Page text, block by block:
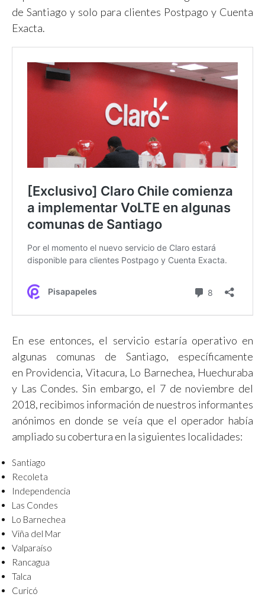
de Santiago y solo para clientes Postpago y Cuenta
Exacta.
En ese entonces, el servicio estaría operativo en
algunas comunas de Santiago, específicamente
en Providencia, Vitacura, Lo Barnechea, Huechuraba
y Las Condes. Sin embargo, el 7 de noviembre del
2018, recibimos información de nuestros informantes
anónimos en donde se veía que el operador había
ampliado su cobertura en la siguientes localidades:
Santiago
Recoleta
Independencia
Las Condes
Lo Barnechea
Viña del Mar
Valparaíso
Rancagua
Talca
Curicó